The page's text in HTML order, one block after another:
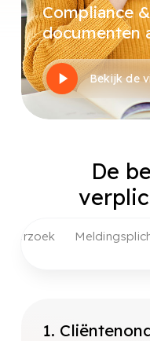
Compliance &
documenten
Play
Video
Bekijk de
De
1.